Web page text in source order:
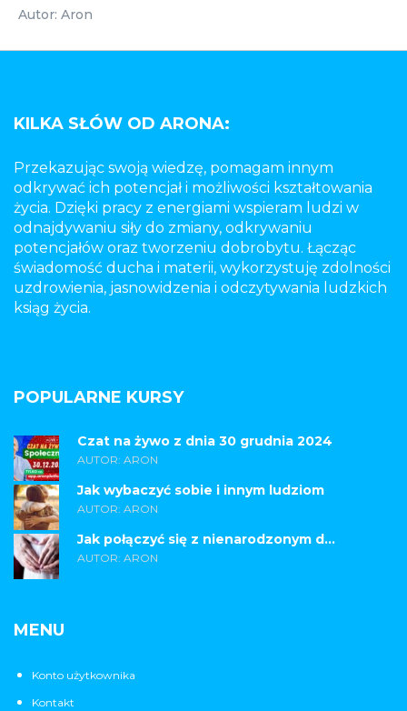
Autor: Aron
KILKA SŁÓW OD ARONA:
Przekazując swoją wiedzę, pomagam innym
odkrywać ich potencjał i możliwości kształtowania
życia. Dzięki pracy z energiami wspieram ludzi w
odnajdywaniu siły do zmiany, odkrywaniu
potencjałów oraz tworzeniu dobrobytu. Łącząc
świadomość ducha i materii, wykorzystuję zdolności
uzdrowienia, jasnowidzenia i odczytywania ludzkich
ksiąg życia.
POPULARNE KURSY
Czat na żywo z dnia 30 grudnia 2024
AUTOR: ARON
Jak wybaczyć sobie i innym ludziom
AUTOR: ARON
Jak połączyć się z nienarodzonym d...
AUTOR: ARON
MENU
Konto użytkownika
Kontakt